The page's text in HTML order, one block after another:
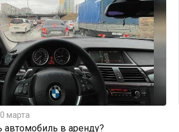
марта
автомобиль в аренду?